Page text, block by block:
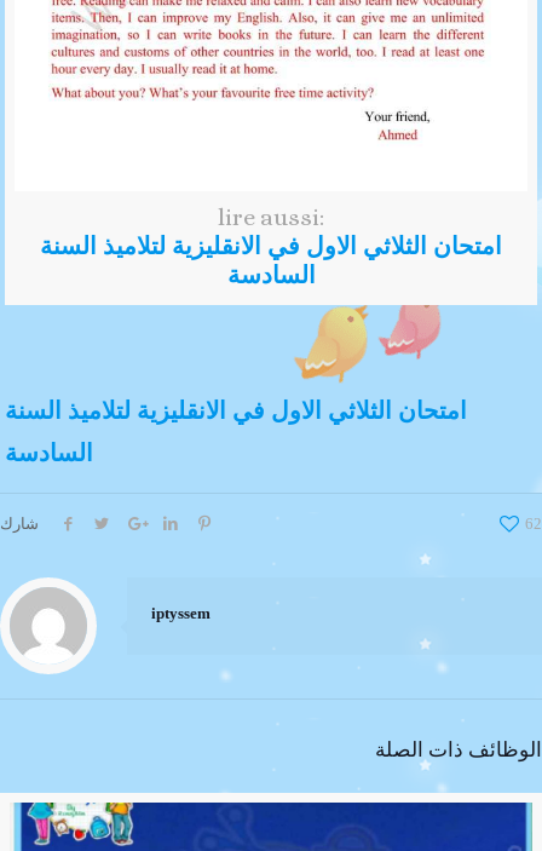
lire aussi:
امتحان الثلاثي الاول في الانقليزية لتلاميذ السنة
السادسة
امتحان الثلاثي الاول في الانقليزية لتلاميذ السنة
السادسة
شارك 62
iptyssem
الوظائف ذات الصلة